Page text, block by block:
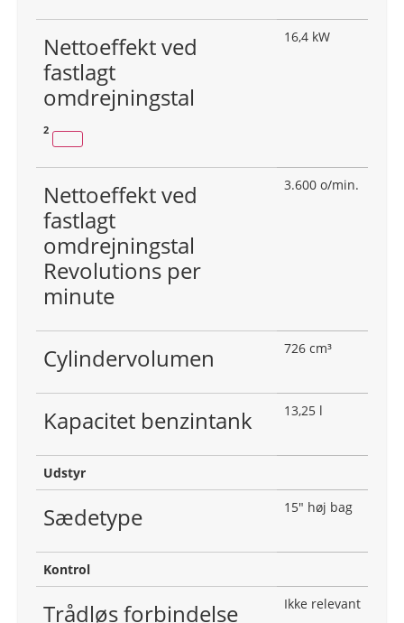
Nettoeffekt ved
fastlagt
omdrejningstal
2
16,4 kW
Nettoeffekt ved
fastlagt
omdrejningstal
Revolutions per
minute
3.600 o/min.
Cylindervolumen 726 cm³
Kapacitet benzintank 13,25 l
Udstyr
Sædetype 15″ høj bag
Kontrol
Trådløs forbindelse Ikke relevant